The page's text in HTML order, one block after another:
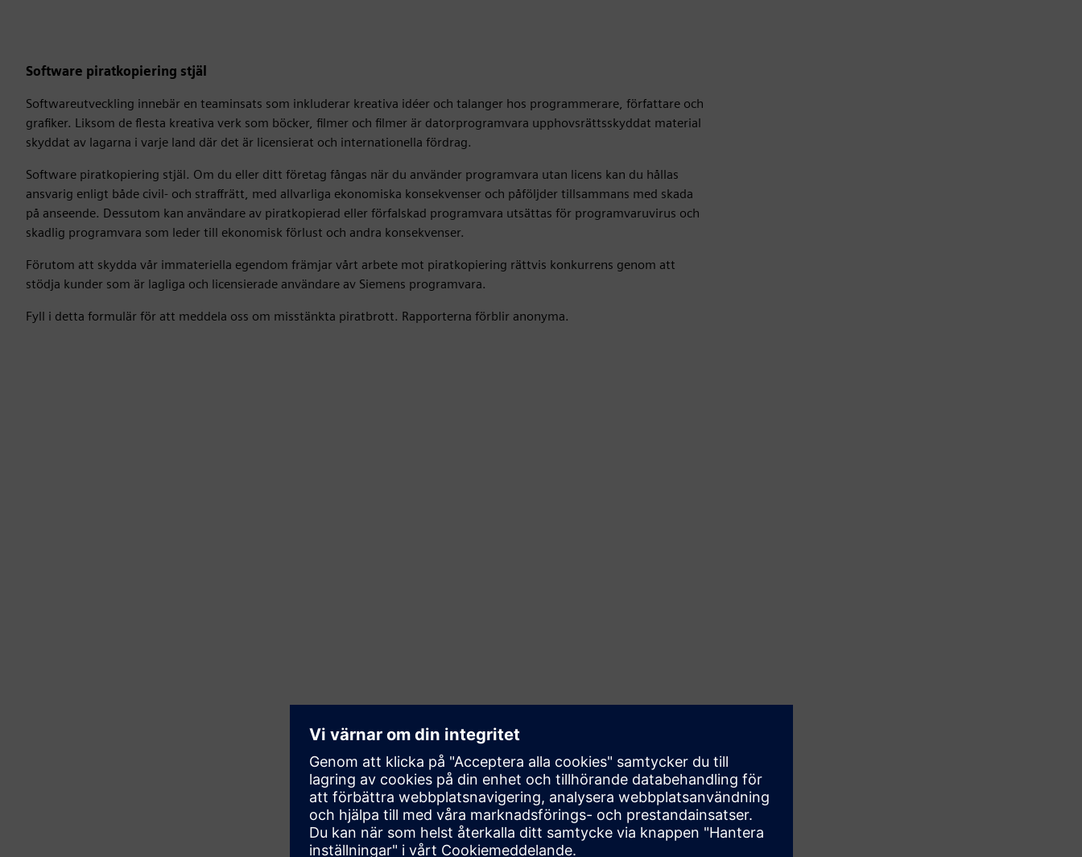
Software piratkopiering stjäl
Softwareutveckling innebär en teaminsats som inkluderar kreativa idéer och talanger hos programmerare, författare och
grafiker. Liksom de flesta kreativa verk som böcker, filmer och filmer är datorprogramvara upphovsrättsskyddat material
skyddat av lagarna i varje land där det är licensierat och internationella fördrag.
Software piratkopiering stjäl. Om du eller ditt företag fångas när du använder programvara utan licens kan du hållas
ansvarig enligt både civil- och straffrätt, med allvarliga ekonomiska konsekvenser och påföljder tillsammans med skada
på anseende. Dessutom kan användare av piratkopierad eller förfalskad programvara utsättas för programvaruvirus och
skadlig programvara som leder till ekonomisk förlust och andra konsekvenser.
Förutom att skydda vår immateriella egendom främjar vårt arbete mot piratkopiering rättvis konkurrens genom att
stödja kunder som är lagliga och licensierade användare av Siemens programvara.
Fyll i detta formulär för att meddela oss om misstänkta piratbrott. Rapporterna förblir anonyma.